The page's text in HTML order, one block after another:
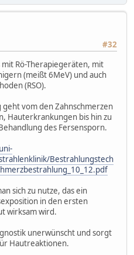
#32
Rö-Therapiegeräten, mit
(meißt 6MeV) und auch
(RSO).
vom den Zahnschmerzen
Hauterkrankungen bis hin zu
des Fersensporn.
Bestrahlungstech
sich zu nutze, das ein
in den ersten
wirksam wird.
unerwünscht und sorgt
Hautreaktionen.